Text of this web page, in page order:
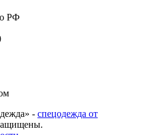
РФ
- спецодежда от